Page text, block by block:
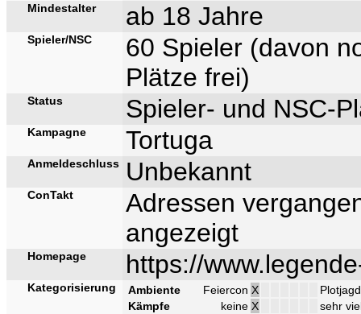
Mindestalter ab 18 Jahre
Spieler/NSC
60 Spieler (davon
Plätze frei)
Status Spieler- und NSC-
Kampagne Tortuga
Anmeldeschluss Unbekannt
ConTakt
Adressen
angezeigt
Homepage https://
Kategorisierung Ambiente Feiercon X
Plotjagd
Kämpfe
keine X
sehr